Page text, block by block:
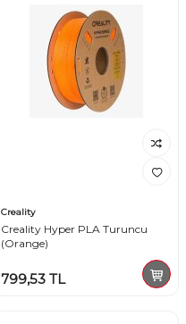
Creality
Creality Hyper PLA Turuncu
(Orange)
799,53 TL